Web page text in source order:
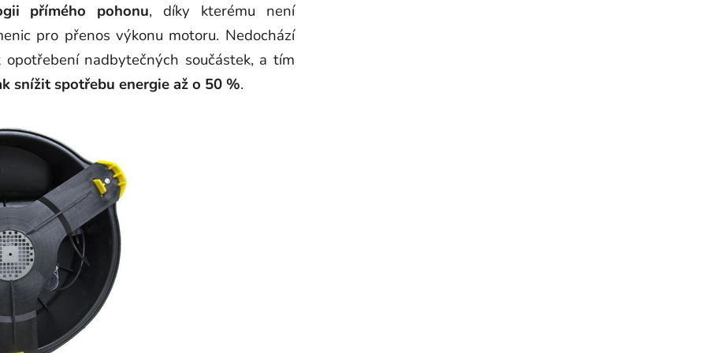
přímého pohonu, díky kterému není
pro přenos výkonu motoru. Nedochází
nadbytečných součástek, a tím
snížit spotřebu energie až o 50 %.